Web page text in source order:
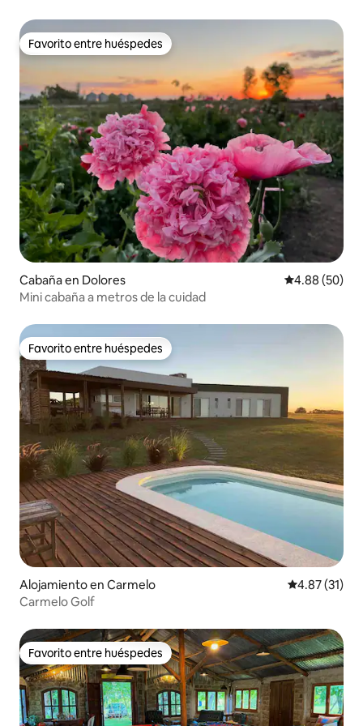
Favorito entre huéspedes
Favorito entre huéspedes
Cabaña en Dolores Calificación
4.88 (50)
Mini cabaña a metros de la cuidad
Favorito entre huéspedes
Favorito entre huéspedes
Alojamiento en Carmelo Calificación
4.87 (31)
Carmelo Golf
Favorito entre huéspedes
Favorito entre huéspedes